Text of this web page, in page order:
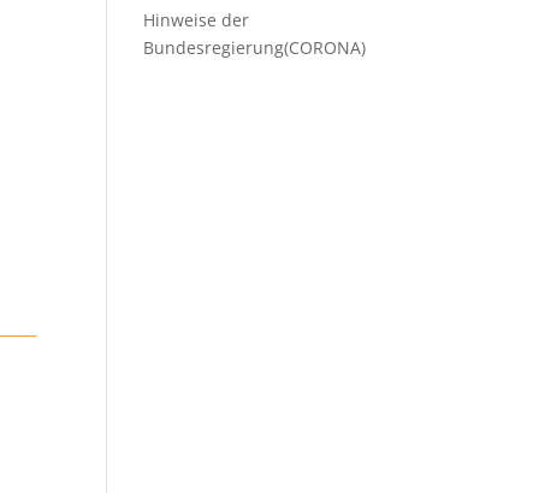
Hinweise der
Bundesregierung(CORONA)